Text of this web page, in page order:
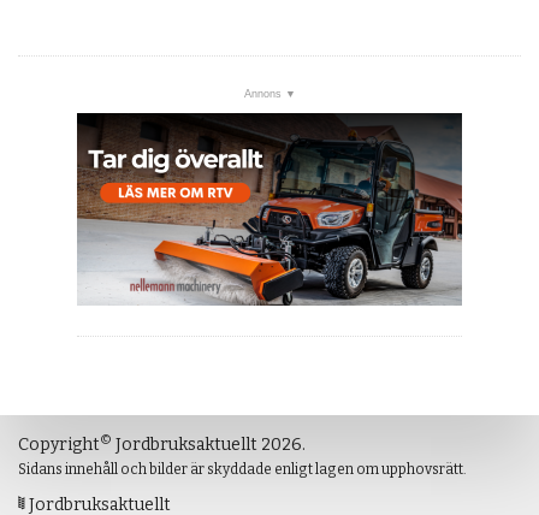
Copyright© Jordbruksaktuellt 2026.
Sidans innehåll och bilder är skyddade enligt lagen om upphovsrätt.
Jordbruksaktuellt